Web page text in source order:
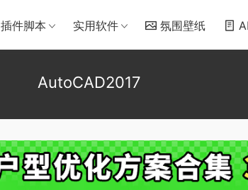
插件脚本 实用软件 氛围壁纸
AutoCAD2017